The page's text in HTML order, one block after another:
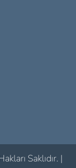
Saklıdır. |